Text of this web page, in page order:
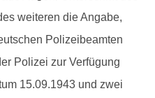
weiteren die Angabe,
Polizeibeamten
Polizei zur Verfügung
15.09.1943 und zwei